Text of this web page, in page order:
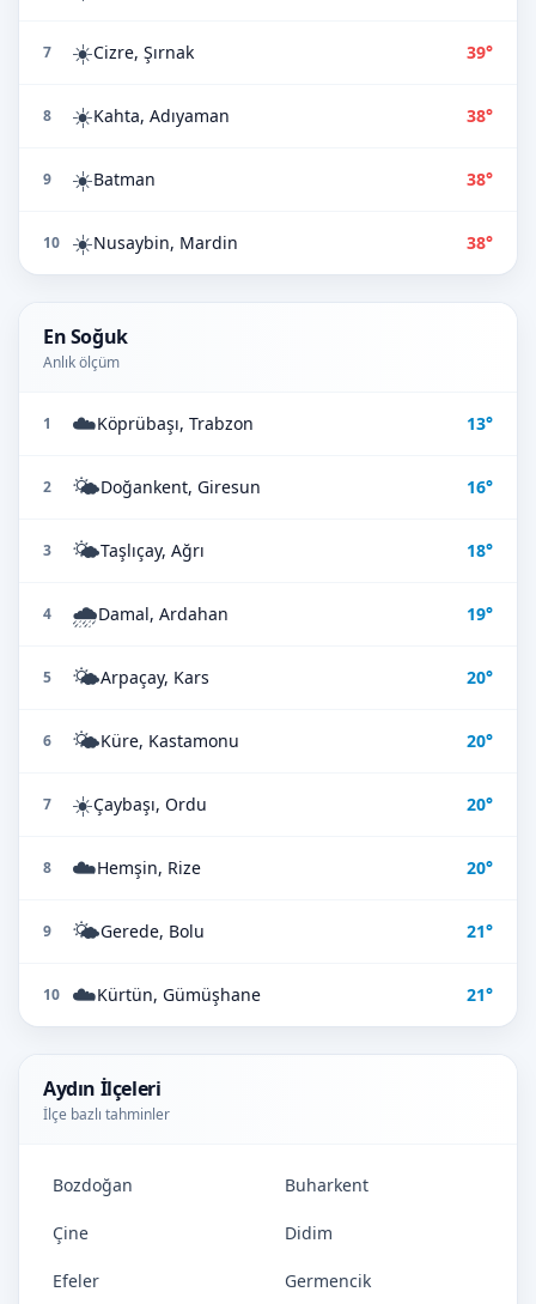
7 ☀️Cizre, Şırnak 39°
8 ☀️Kahta, Adıyaman 38°
9 ☀️Batman 38°
10 ☀️Nusaybin, Mardin 38°
En Soğuk
Anlık ölçüm
1 ☁️Köprübaşı, Trabzon 13°
2 🌤️Doğankent, Giresun 16°
3 🌤️Taşlıçay, Ağrı 18°
4 🌧️Damal, Ardahan 19°
5 🌤️Arpaçay, Kars 20°
6 🌤️Küre, Kastamonu 20°
7 ☀️Çaybaşı, Ordu 20°
8 ☁️Hemşin, Rize 20°
9 🌤️Gerede, Bolu 21°
10 ☁️Kürtün, Gümüşhane 21°
Aydın İlçeleri
İlçe bazlı tahminler
Bozdoğan Buharkent
Çine Didim
Efeler Germencik